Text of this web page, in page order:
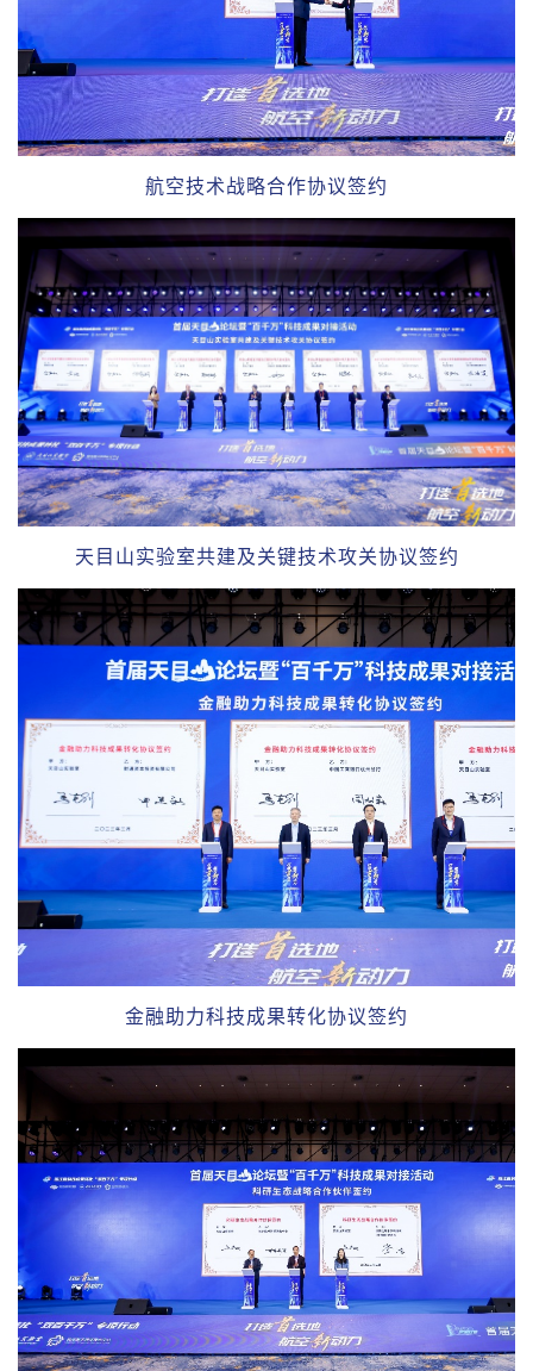
航空技术战略合作协议签约
天目山实验室共建及关键技术攻关协议签约
金融助力科技成果转化协议签约